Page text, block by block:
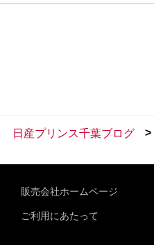
日産プリンス千葉ブログ >
販売会社ホームページ
ご利用にあたって